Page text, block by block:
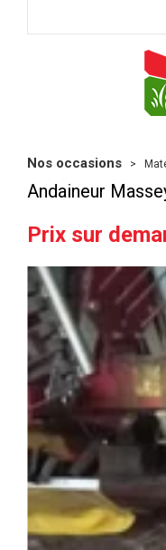
Nos occasions
Andaineur
Prix sur